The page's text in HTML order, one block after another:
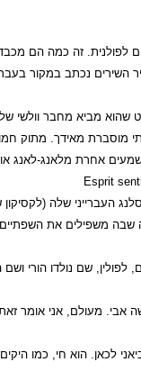
לפולנית. זה כמה הם
השירים נכתב במקור
שהוא מביא מחבר וולשי
מוסברת מאידך. מתוק
אחרת מלאנג-לאנג או
Esprit
העברייני שלה (לקסיקון
שבה משפילים את
שם נולדו הורי
אבי. מעולם, אני אומר זאת
לכאן. הוא חי, כמו